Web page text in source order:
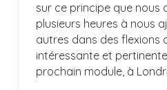
sur ce principe que nous
plusieurs heures à nous
autres dans des flexions
intéressante et
prochain module, à